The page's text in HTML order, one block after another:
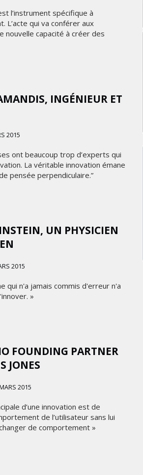
l’instrument spécifique à
L’acte qui va conférer aux
nouvelle capacité à créer des
INGÉNIEUR ET
2015
ont beaucoup trop d’experts qui
La véritable innovation émane
pensée perpendiculaire.”
UN PHYSICIEN
2015
qui n'a jamais commis d'erreur n'a
»
FOUNDING PARTNER
JONES
2015
d’une innovation est de
de l’utilisateur sans lui
de comportement »